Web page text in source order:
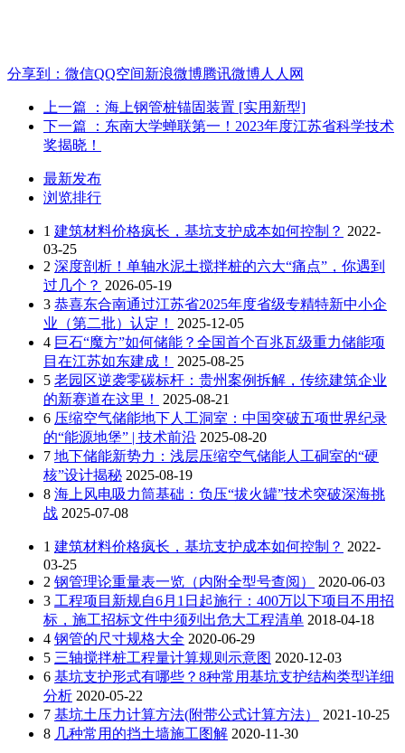
分享到： 微信QQ空间新浪微博腾讯微博人人网
上一篇
：海上钢管桩锚固装置 [实用新型]
下一篇
：东南大学蝉联第一！2023年度江苏省科学技术
奖揭晓！
最新发布
浏览排行
1 建筑材料价格疯长，基坑支护成本如何控制？ 2022-
03-25
2 深度剖析！单轴水泥土搅拌桩的六大“痛点”，你遇到
过几个？ 2026-05-19
3 恭喜东合南通过江苏省2025年度省级专精特新中小企
业（第二批）认定！
2025-12-05
4 巨石“魔方”如何储能？全国首个百兆瓦级重力储能项
目在江苏如东建成！
2025-08-25
5 老园区逆袭零碳标杆：贵州案例拆解，传统建筑企业
的新赛道在这里！
2025-08-21
6 压缩空气储能地下人工洞室：中国突破五项世界纪录
的“能源地堡” | 技术前沿 2025-08-20
7 地下储能新势力：浅层压缩空气储能人工硐室的“硬
核”设计揭秘 2025-08-19
8 海上风电吸力筒基础：负压“拔火罐”技术突破深海挑
战 2025-07-08
1 建筑材料价格疯长，基坑支护成本如何控制？ 2022-
03-25
2 钢管理论重量表一览（内附全型号查阅）
2020-06-03
3 工程项目新规自6月1日起施行：400万以下项目不用招
标，施工招标文件中须列出危大工程清单 2018-04-18
4 钢管的尺寸规格大全 2020-06-29
5 三轴搅拌桩工程量计算规则示意图 2020-12-03
6 基坑支护形式有哪些？8种常用基坑支护结构类型详细
分析 2020-05-22
7 基坑土压力计算方法(附带公式计算方法）
2021-10-25
8 几种常用的挡土墙施工图解 2020-11-30